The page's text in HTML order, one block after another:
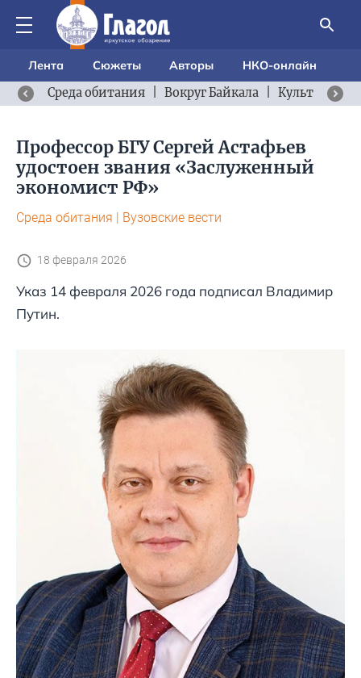
Лента Сюжеты Авторы
НКО-онлайн
Среда обитания
Вокруг Байкала Культурный
Профессор БГУ Сергей Астафьев
удостоен звания «Заслуженный
экономист РФ»
Среда обитания | Вузовские вести
18 февраля 2026
Указ 14 февраля 2026 года подписал Владимир
Путин.